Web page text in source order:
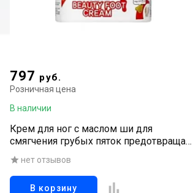
797 руб.
Розничная цена
В наличии
Крем для ног с маслом ши для
смягчения грубых пяток предотвращает
сухость, делая кожу эластичной, 150 гр
нет отзывов
В корзину